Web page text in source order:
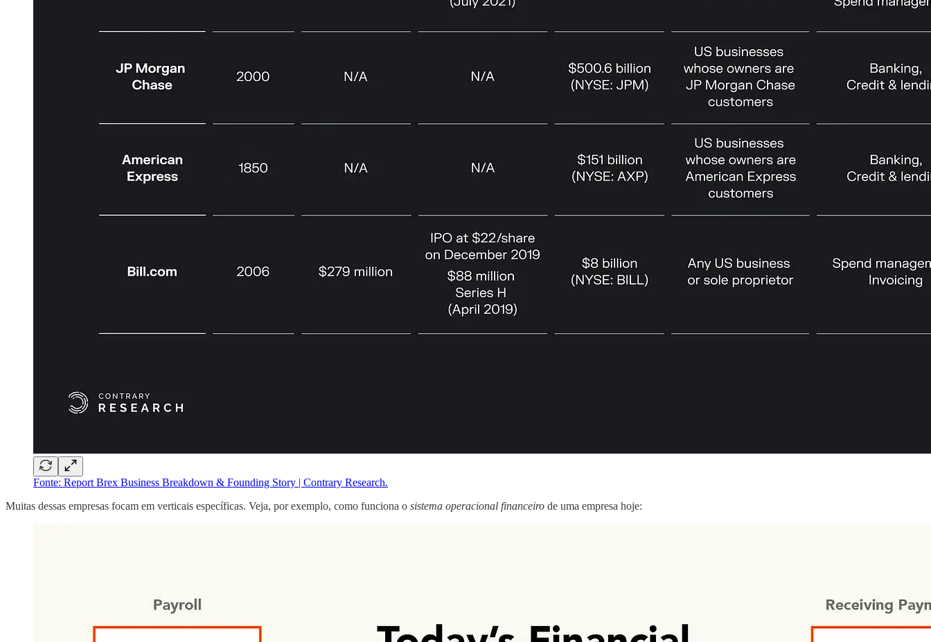
Fonte: Report Brex Business Breakdown & Founding Story | Contrary Research.
Muitas dessas empresas focam em verticais específicas. Veja, por exemplo, como funciona o sistema operacional financeiro de uma empresa hoje: